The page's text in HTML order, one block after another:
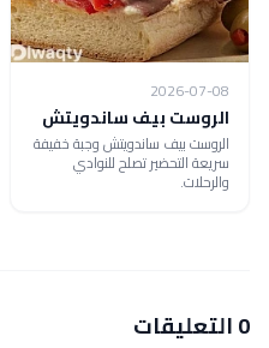
2026-07-08
الروست بيف ساندويتش
الروست بيف ساندويتش وجبة خفيفة
سريعة التحضير تصلح للنوادي
والرحلات.
0 التعليقات